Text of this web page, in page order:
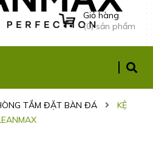
Giỏ hàng
(0) sản phẩm
TẮM ĐẶT BÀN ĐÁ
KỆ